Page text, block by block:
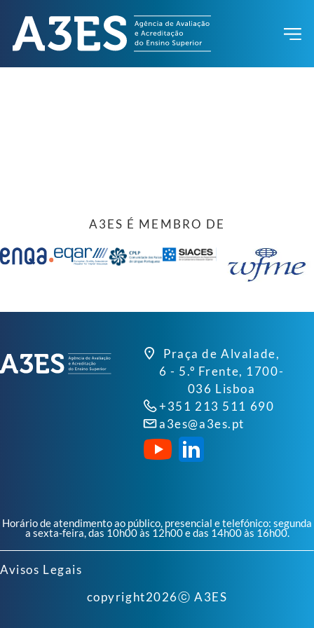
A3ES É MEMBRO DE
Praça de Alvalade,
6 - 5.º Frente, 1700-
036 Lisboa
+351 213 511 690
a3es@a3es.pt
Horário de atendimento ao público, presencial e telefónico: segunda
a sexta-feira, das 10h00 às 12h00 e das 14h00 às 16h00.
Avisos Legais
copyright2026ⓒ A3ES